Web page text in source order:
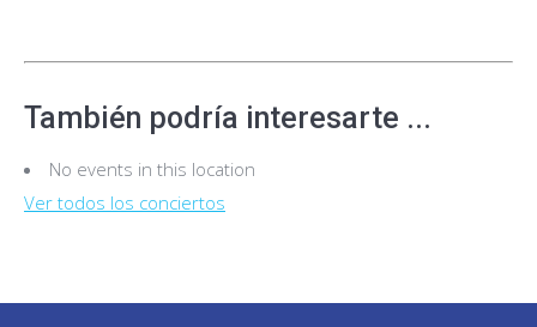
También podría interesarte ...
No events in this location
Ver todos los conciertos